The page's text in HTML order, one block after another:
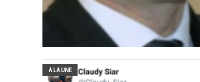
A LA UNE